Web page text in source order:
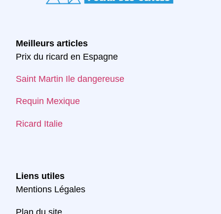
Meilleurs articles
Prix du ricard en Espagne
Saint Martin Ile dangereuse
Requin Mexique
Ricard Italie
Liens utiles
Mentions Légales
Plan du site